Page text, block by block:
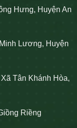
Hưng, Huyện An
Lương, Huyện
Tân Khánh Hòa,
Riềng